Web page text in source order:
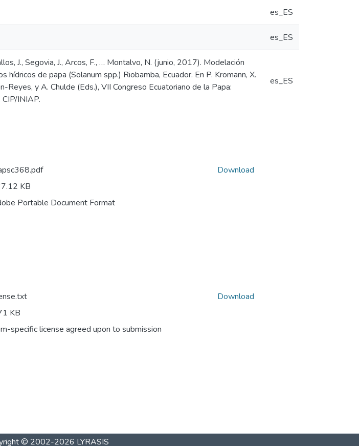
es_ES
es_ES
J., Segovia, J., Arcos, F., … Montalvo, N. (junio, 2017). Modelación
de papa (Solanum spp.) Riobamba, Ecuador. En P. Kromann, X.
Reyes, y A. Chulde (Eds.), VII Congreso Ecuatoriano de la Papa:
INIAP.
es_ES
KB
Portable Document Format
Download
KB
specific license agreed upon to submission
Download
© 2002-2026 LYRASIS